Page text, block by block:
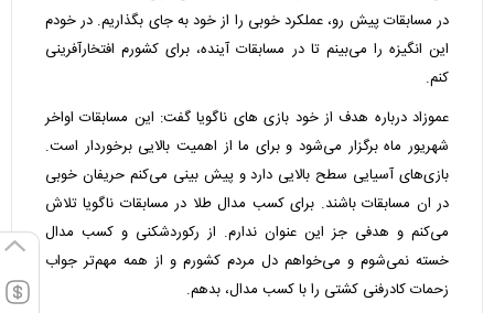
در مسابقات پیش رو، عملکرد خوبی را از خود به جای بگذاریم. در خودم
این انگیزه را می‌بینم تا در مسابقات آینده، برای کشورم افتخارآفرینی
کنم.
عموزاد درباره هدف از خود بازی های ناگویا گفت: این مسابقات اواخر
شهریور ماه برگزار می‌شود و برای ما از اهمیت بالایی برخوردار است.
بازی‌های آسیایی سطح بالایی دارد و پیش بینی می‌کنم حریفان خوبی
در ان مسابقات باشند. برای کسب مدال طلا در مسابقات ناگویا تلاش
می‌کنم و هدفی جز این عنوان ندارم. از رکوردشکنی و کسب مدال
خسته نمی‌شوم و می‌خواهم دل مردم کشورم و از همه مهم‌تر جواب
زحمات کادرفنی کشتی را با کسب مدال، بدهم.